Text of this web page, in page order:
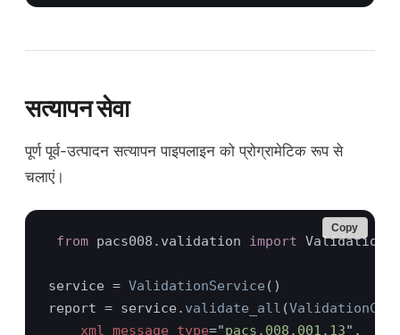
सत्यापन सेवा
पूर्ण पूर्व-उत्पादन सत्यापन पाइपलाइन को प्रोग्रामेटिक रूप से
चलाएं।
from pacs008.validation import
service = ValidationService
report = service. validate_all (
xml_message_type="pacs.008.001.13
Copy